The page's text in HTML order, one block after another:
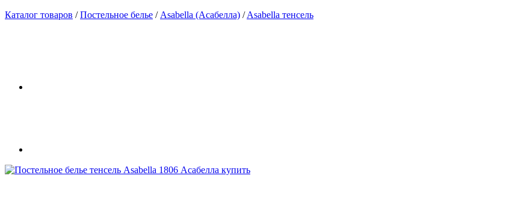
Каталог товаров / Постельное белье / Asabella (Асабелла) / Asabella тенсель